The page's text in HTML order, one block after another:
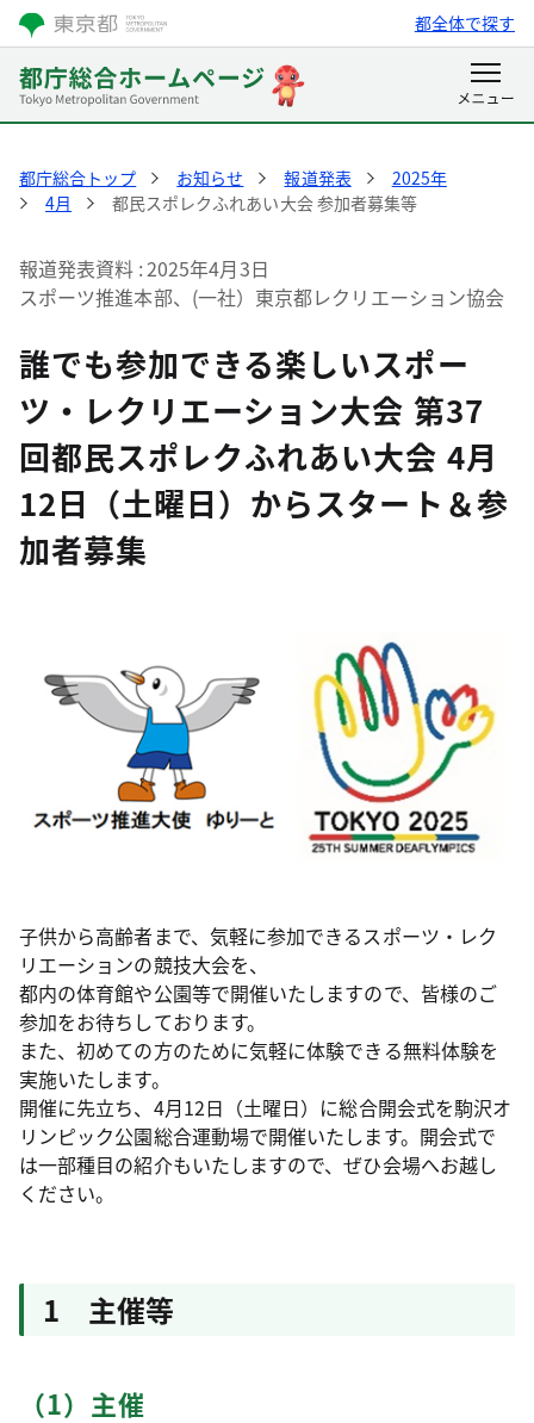
都全体で探す
都庁総合トップ お知らせ 報道発表
2025年
4月
都民スポレクふれあい大会 参加者募集等
報道発表資料 2025年4月3日
スポーツ推進本部、(一社）東京都レクリエーション協会
誰でも参加できる楽しいスポー
ツ・レクリエーション大会 第37
回都民スポレクふれあい大会 4月
12日（土曜日）からスタート＆参
加者募集
子供から高齢者まで、気軽に参加できるスポーツ・レク
リエーションの競技大会を、
都内の体育館や公園等で開催いたしますので、皆様のご
参加をお待ちしております。
また、初めての方のために気軽に体験できる無料体験を
実施いたします。
開催に先立ち、4月12日（土曜日）に総合開会式を駒沢オ
リンピック公園総合運動場で開催いたします。開会式で
は一部種目の紹介もいたしますので、ぜひ会場へお越し
ください。
1 主催等
（1）主催